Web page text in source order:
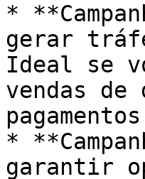
*
gerar
Ideal se
vendas de
*
garantir